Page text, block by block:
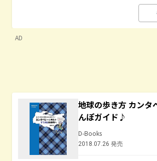
AD
地球の歩き方 カンタ
んぽガイド♪
D-Books
2018.07.26 発売